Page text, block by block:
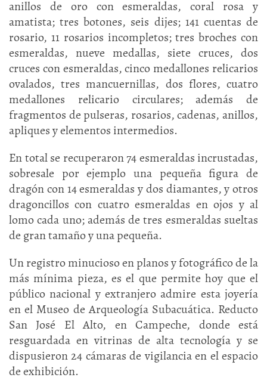
anillos de oro con esmeraldas, coral rosa y
amatista; tres botones, seis dijes; 141 cuentas de
rosario, 11 rosarios incompletos; tres broches con
esmeraldas, nueve medallas, siete cruces, dos
cruces con esmeraldas, cinco medallones relicarios
ovalados, tres mancuernillas, dos flores, cuatro
medallones relicario circulares; además de
fragmentos de pulseras, rosarios, cadenas, anillos,
apliques y elementos intermedios.
En total se recuperaron 74 esmeraldas incrustadas,
sobresale por ejemplo una pequeña figura de
dragón con 14 esmeraldas y dos diamantes, y otros
dragoncillos con cuatro esmeraldas en ojos y al
lomo cada uno; además de tres esmeraldas sueltas
de gran tamaño y una pequeña.
Un registro minucioso en planos y fotográfico de la
más mínima pieza, es el que permite hoy que el
público nacional y extranjero admire esta joyería
en el Museo de Arqueología Subacuática. Reducto
San José El Alto, en Campeche, donde está
resguardada en vitrinas de alta tecnología y se
dispusieron 24 cámaras de vigilancia en el espacio
de exhibición.